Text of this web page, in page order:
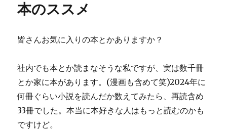
本のススメ
皆さんお気に入りの本とかありますか？
社内でも本とか読まなそうな私ですが、実は数千冊
とか家に本があります。(漫画も含めて笑)2024年に
何冊ぐらい小説を読んだか数えてみたら、再読含め
33冊でした。本当に本好きな人はもっと読むのかも
ですけど。